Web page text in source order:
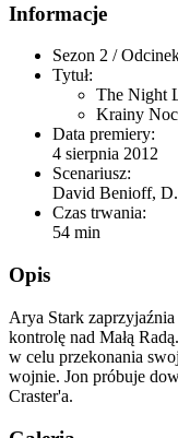
Informacje
Sezon 2 /
Tytuł:
The Night
Krainy
Data premiery:
4 sierpnia 2012
Scenariusz:
David Benioff,
Czas trwania:
54 min
Opis
Arya Stark
kontrolę nad Małą
w celu przekonania
wojnie. Jon próbuje
Craster'a.